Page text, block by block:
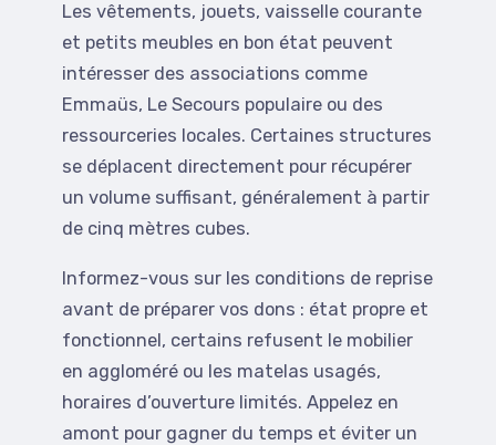
Les vêtements, jouets, vaisselle courante
et petits meubles en bon état peuvent
intéresser des associations comme
Emmaüs, Le Secours populaire ou des
ressourceries locales. Certaines structures
se déplacent directement pour récupérer
un volume suffisant, généralement à partir
de cinq mètres cubes.
Informez-vous sur les conditions de reprise
avant de préparer vos dons : état propre et
fonctionnel, certains refusent le mobilier
en aggloméré ou les matelas usagés,
horaires d’ouverture limités. Appelez en
amont pour gagner du temps et éviter un